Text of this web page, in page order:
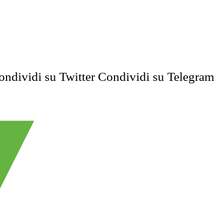
su Twitter Condividi su Telegram